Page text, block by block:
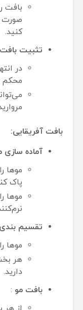
بافت
صورت
کنید.
تثبیت بافت
در
محکم
بافت آفریقایی:
آماده سازی
موها
پاک
موها
تقسیم
موها
هر
دارید.
بافت مو :